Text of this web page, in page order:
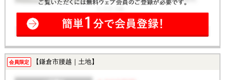
会員限定 【鎌倉市腰越｜土地】